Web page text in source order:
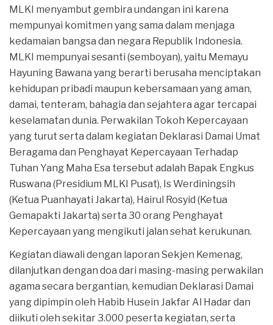
MLKI menyambut gembira undangan ini karena
mempunyai komitmen yang sama dalam menjaga
kedamaian bangsa dan negara Republik Indonesia.
MLKI mempunyai sesanti (semboyan), yaitu Memayu
Hayuning Bawana yang berarti berusaha menciptakan
kehidupan pribadi maupun kebersamaan yang aman,
damai, tenteram, bahagia dan sejahtera agar tercapai
keselamatan dunia. Perwakilan Tokoh Kepercayaan
yang turut serta dalam kegiatan Deklarasi Damai Umat
Beragama dan Penghayat Kepercayaan Terhadap
Tuhan Yang Maha Esa tersebut adalah Bapak Engkus
Ruswana (Presidium MLKI Pusat), Is Werdiningsih
(Ketua Puanhayati Jakarta), Hairul Rosyid (Ketua
Gemapakti Jakarta) serta 30 orang Penghayat
Kepercayaan yang mengikuti jalan sehat kerukunan.
Kegiatan diawali dengan laporan Sekjen Kemenag,
dilanjutkan dengan doa dari masing-masing perwakilan
agama secara bergantian, kemudian Deklarasi Damai
yang dipimpin oleh Habib Husein Jakfar Al Hadar dan
diikuti oleh sekitar 3.000 peserta kegiatan, serta